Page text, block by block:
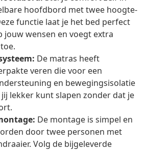
hoofdbord met twee hoogte-
functie laat je het bed perfect
jouw wensen en voegt extra
De matras heeft
veren die voor een
en bewegingsisolatie
lekker kunt slapen zonder dat je
De montage is simpel en
door twee personen met
Volg de bijgeleverde